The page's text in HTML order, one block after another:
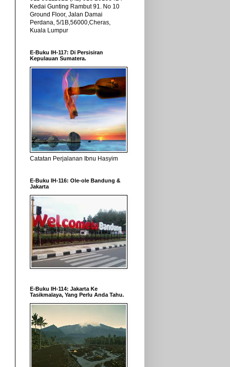
Kedai Gunting Rambut 91. No 10
Ground Floor, Jalan Damai
Perdana, 5/1B,56000,Cheras,
Kuala Lumpur
E-Buku IH-117: Di Persisiran
Kepulauan Sumatera.
Catatan Perjalanan Ibnu Hasyim
E-Buku IH-116: Ole-ole Bandung &
Jakarta
E-Buku IH-114: Jakarta Ke
Tasikmalaya, Yang Perlu Anda Tahu.